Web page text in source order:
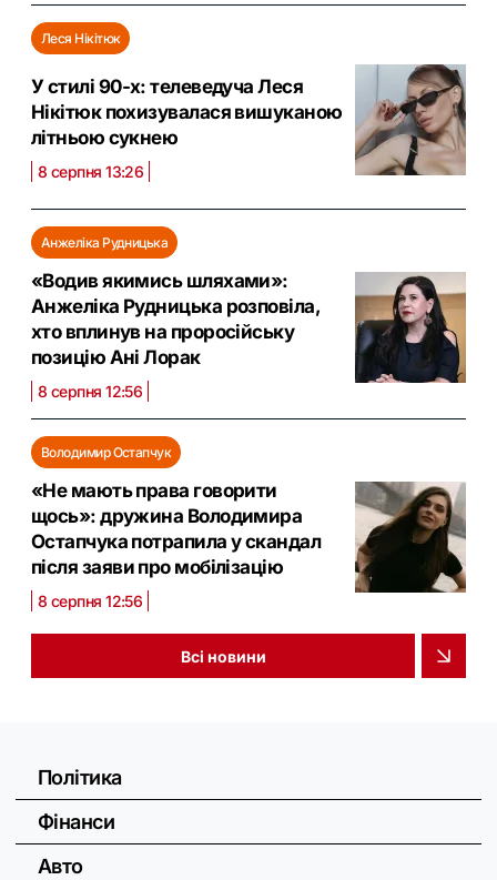
Леся Нікітюк
У стилі 90-х: телеведуча Леся
Нікітюк похизувалася вишуканою
літньою сукнею
8 серпня 13:26
Анжеліка Рудницька
«Водив якимись шляхами»:
Анжеліка Рудницька розповіла,
хто вплинув на проросійську
позицію Ані Лорак
8 серпня 12:56
Володимир Остапчук
«Не мають права говорити
щось»: дружина Володимира
Остапчука потрапила у скандал
після заяви про мобілізацію
8 серпня 12:56
Всі новини
Політика
Фінанси
Авто